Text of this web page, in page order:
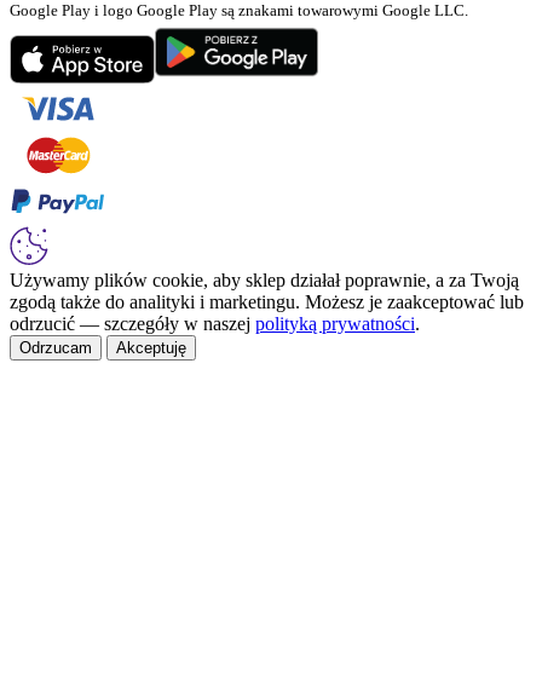
Google Play i logo Google Play są znakami towarowymi Google LLC.
Używamy plików cookie, aby sklep działał poprawnie, a za Twoją
zgodą także do analityki i marketingu. Możesz je zaakceptować lub
odrzucić — szczegóły w naszej polityką prywatności.
Odrzucam Akceptuję